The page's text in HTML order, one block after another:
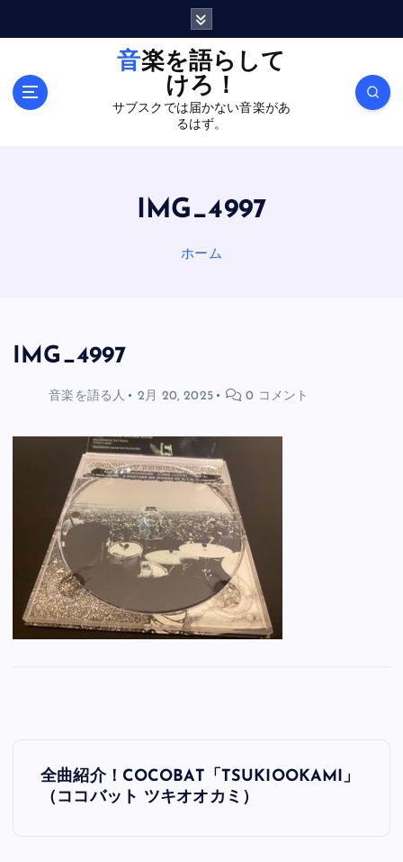
音楽を語らして
けろ！
サブスクでは届かない音楽があ
るはず。
IMG_4997
ホーム
IMG_4997
音楽を語る人 2月 20, 2025 0 コメント
投全曲紹介！COCOBAT「TSUKIOOKAMI」
（ココバット ツキオオカミ）